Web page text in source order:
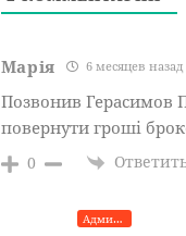
Марія 6 месяцев назад
Позвонив Герасимов
повернути гроші
0
Администратор